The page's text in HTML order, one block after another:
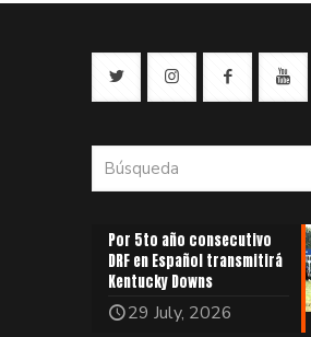
Por 5to año consecutivo
DRF en Español transmitirá
Kentucky Downs
29 July, 2026